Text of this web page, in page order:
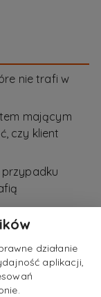
nie trafi w
mającym
czy klient
często bardzo
działanie
aplikacji,